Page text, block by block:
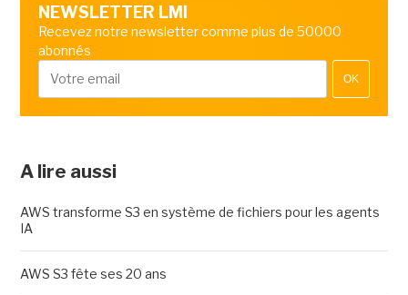
NEWSLETTER LMI
Recevez notre newsletter comme plus de 50000
abonnés
OK
A lire aussi
AWS transforme S3 en système de fichiers pour les agents
IA
AWS S3 fête ses 20 ans